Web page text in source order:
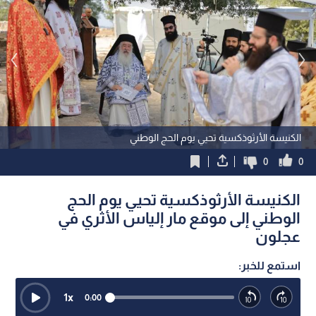
الكنيسة الأرثوذكسية تحيي يوم الحج الوطني
0
0
الكنيسة الأرثوذكسية تحيي يوم الحج
الوطني إلى موقع مار إلياس الأثري في
عجلون
استمع للخبر:
0:00
1x